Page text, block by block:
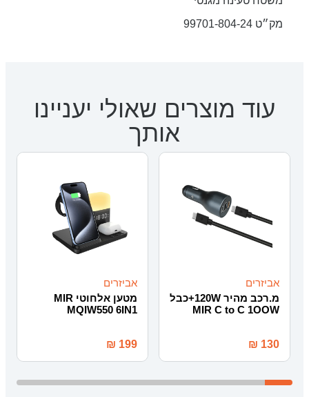
מק״ט 99701-804-24
עוד מוצרים שאולי יעניינו
אותך
אביזרים
מ.רכב מהיר 120W+כבל
MIR C to C 1OOW
₪ 130
אביזרים
מטען אלחוטי MIR
MQIW550 6IN1
₪ 199